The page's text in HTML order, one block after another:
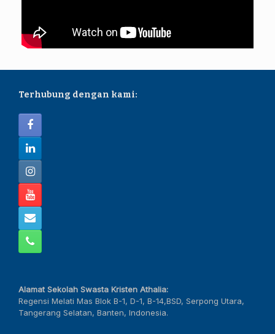
Terhubung dengan kami:
Alamat Sekolah Swasta Kristen Athalia:
Regensi Melati Mas Blok B-1, D-1, B-14,BSD, Serpong Utara,
Tangerang Selatan, Banten, Indonesia.